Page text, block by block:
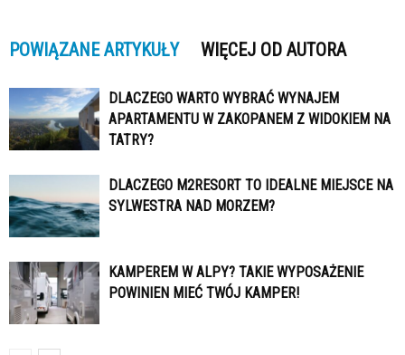
POWIĄZANE ARTYKUŁY WIĘCEJ OD AUTORA
DLACZEGO WARTO WYBRAĆ WYNAJEM
APARTAMENTU W ZAKOPANEM Z WIDOKIEM NA
TATRY?
DLACZEGO M2RESORT TO IDEALNE MIEJSCE NA
SYLWESTRA NAD MORZEM?
KAMPEREM W ALPY? TAKIE WYPOSAŻENIE
POWINIEN MIEĆ TWÓJ KAMPER!